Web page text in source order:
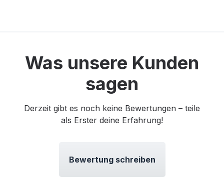
Was unsere Kunden
sagen
Derzeit gibt es noch keine Bewertungen – teile
als Erster deine Erfahrung!
Bewertung schreiben